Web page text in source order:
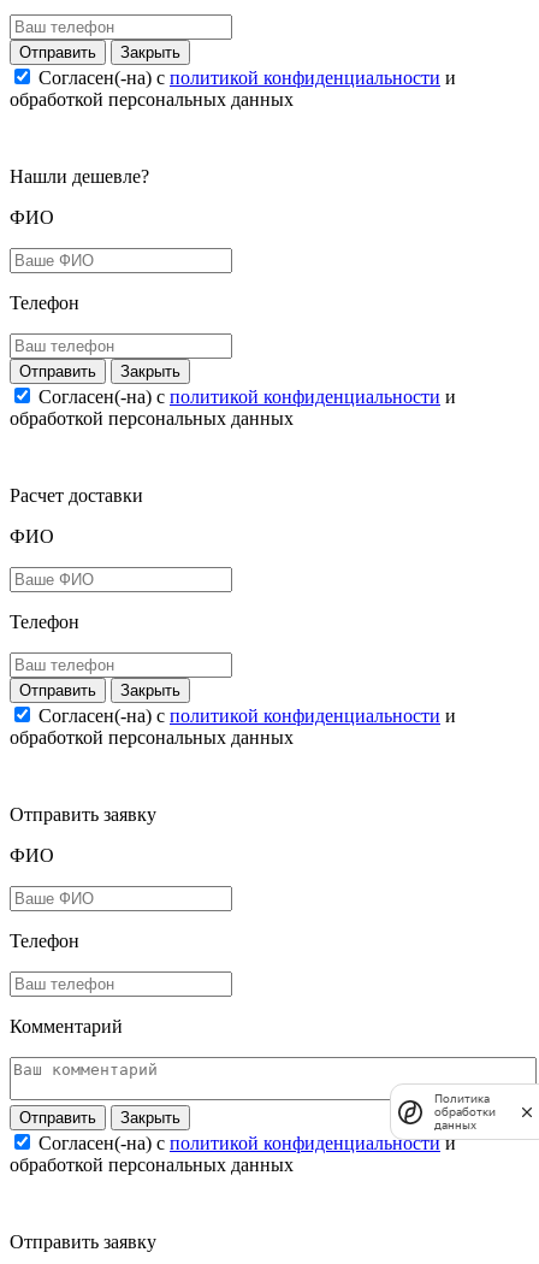
Закрыть
Согласен(-на) c политикой конфиденциальности и
обработкой персональных данных
Нашли дешевле?
ФИО
Телефон
Закрыть
Согласен(-на) c политикой конфиденциальности и
обработкой персональных данных
Расчет доставки
ФИО
Телефон
Закрыть
Согласен(-на) c политикой конфиденциальности и
обработкой персональных данных
Отправить заявку
ФИО
Телефон
Комментарий
Закрыть
Согласен(-на) c политикой конфиденциальностии
обработкой персональных данных
Отправить заявку
Политика
обработки
данных